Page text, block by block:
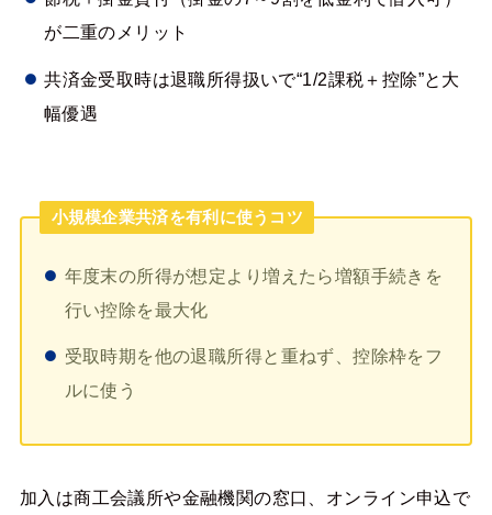
が二重のメリット
共済金受取時は退職所得扱いで“1/2課税＋控除”と大
幅優遇
小規模企業共済を有利に使うコツ
年度末の所得が想定より増えたら増額手続きを
行い控除を最大化
受取時期を他の退職所得と重ねず、控除枠をフ
ルに使う
加入は商工会議所や金融機関の窓口、オンライン申込で